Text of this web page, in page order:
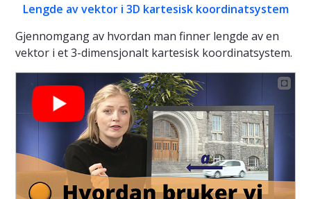
Lengde av vektor i 3D kartesisk koordinatsystem
Gjennomgang av hvordan man finner lengde av en
vektor i et 3-dimensjonalt kartesisk koordinatsystem.